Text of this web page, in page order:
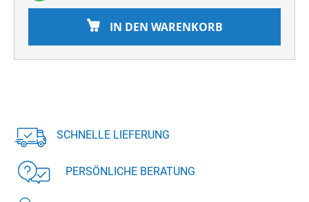
IN DEN WARENKORB
SCHNELLE LIEFERUNG
PERSÖNLICHE BERATUNG